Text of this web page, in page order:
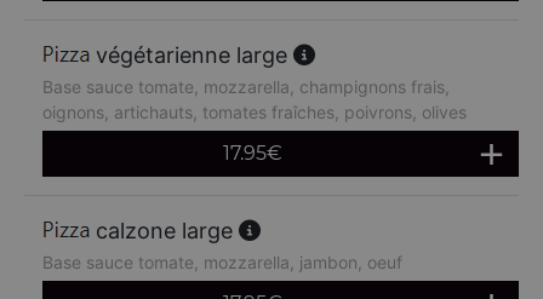
végétarienne large
Base sauce tomate, mozzarella, champignons frais,
oignons, artichauts, tomates fraîches, poivrons, olives
17.95€
calzone large
Base sauce tomate, mozzarella, jambon, oeuf